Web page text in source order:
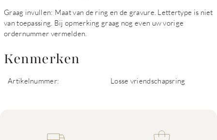
Graag invullen: Maat van de ring en de gravure. Lettertype is niet
van toepassing. Bij opmerking graag nog even uw vorige
ordernummer vermelden.
Kenmerken
Artikelnummer: Losse vriendschapsring